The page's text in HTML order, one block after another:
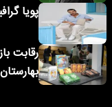
پویا
رقابت